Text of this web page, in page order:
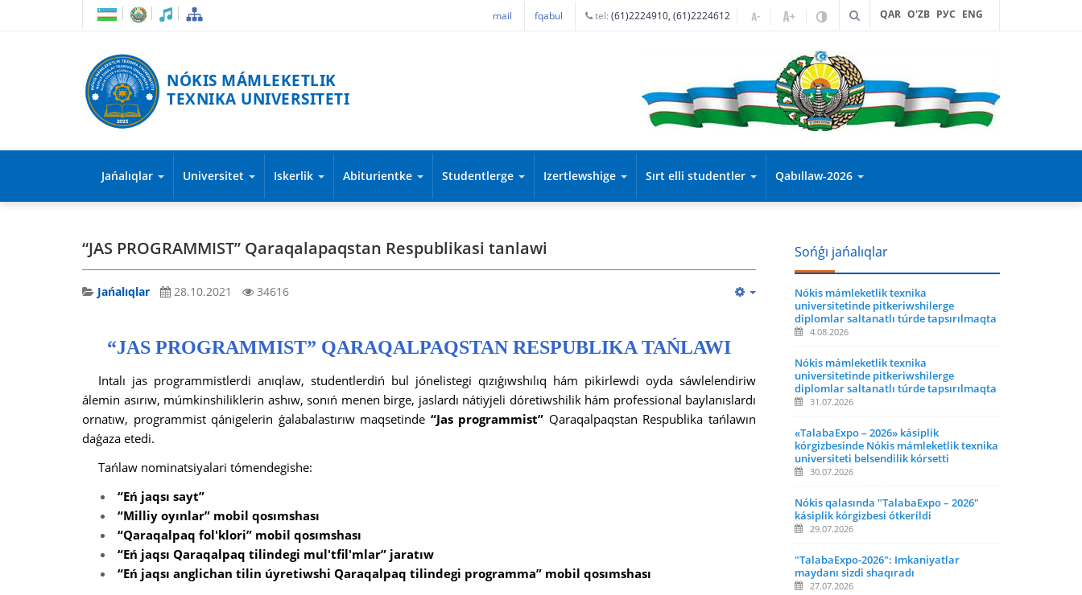
mail fqabul tel: (61)2224910, (61)2224612 QAR O'ZB РУС ENG
NÓKIS MÁMLEKETLIK
TEXNIKA UNIVERSITETI
Jańalıqlar Universitet Iskerlik Abiturientke Studentlerge Izertlewshige Sırt elli studentler Qabıllaw-2026
“JAS PROGRAMMIST” Qaraqalapaqstan Respublikasi tanlawi
Jańalıqlar 28.10.2021 34616
“JAS PROGRAMMIST” QARAQALPAQSTAN RESPUBLIKA TAŃLAWI
Intalı jas programmistlerdi anıqlaw, studentlerdiń bul jónelistegi qızıǵıwshılıq hám pikirlewdi oyda sáwlelendiriw
álemin asırıw, múmkinshiliklerin ashıw, sonıń menen birge, jaslardı nátiyjeli dóretiwshilik hám professional baylanıslardı
ornatıw, programmist qánigelerin ǵalabalastırıw maqsetinde “Jas programmist” Qaraqalpaqstan Respublika tańlawın
daǵaza etedi.
Tańlaw nominatsiyalari tómendegishe:
“Eń jaqsı sayt”
“Milliy oyınlar” mobil qosımshası
“Qaraqalpaq fol'klori” mobil qosımshası
“Eń jaqsı Qaraqalpaq tilindegi mul'tfil'mlar” jaratıw
“Eń jaqsı anglichan tilin úyretiwshi Qaraqalpaq tilindegi programma” mobil qosımshası
Sońǵı jańalıqlar
Nókis mámleketlik texnika
universitetinde pitkeriwshilerge
diplomlar saltanatlı túrde tapsırılmaqta
4.08.2026
Nókis mámleketlik texnika
universitetinde pitkeriwshilerge
diplomlar saltanatlı túrde tapsırılmaqta
31.07.2026
«TalabaExpo – 2026» kásiplik
kórgizbesinde Nókis mámleketlik texnika
universiteti belsendilik kórsetti
30.07.2026
Nókis qalasında "TalabaExpo – 2026"
kásiplik kórgizbesi ótkerildi
29.07.2026
"TalabaExpo-2026": Imkaniyatlar
maydanı sizdi shaqıradı
27.07.2026